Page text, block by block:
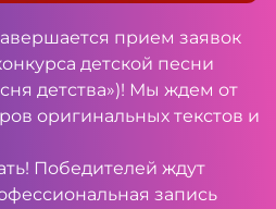
прием заявок
детской песни
детства»)! Мы ждем от
оригинальных текстов и
Победителей ждут
запись